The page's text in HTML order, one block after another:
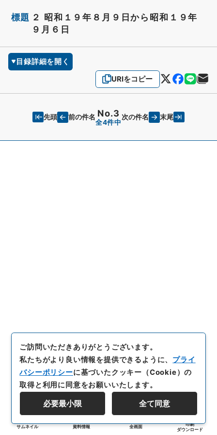
標題 ２ 昭和１９年８月９日から昭和１９年
９月６日
目録詳細を開く
URIをコピー
先頭 前の件名 No.3
全4件中
次の件名 末尾
サムネイル 資料情報 全画面
印刷
ダウンロード
ご訪問いただきありがとうございます。
私たちがより良い情報を提供できるように、 プライ
バシーポリシーに基づいたクッキー（Cookie）の
取得と利用に同意をお願いいたします。
必要最小限 全て同意